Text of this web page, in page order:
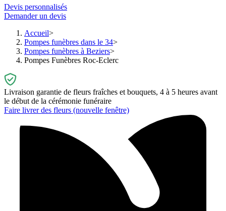
Devis personnalisés
Demander un devis
Accueil
Pompes funèbres dans le 34
Pompes funèbres à Beziers
Pompes Funèbres Roc-Eclerc
Livraison garantie de fleurs fraîches et bouquets, 4 à 5 heures avant
le début de la cérémonie funéraire
Faire livrer des fleurs (nouvelle fenêtre)